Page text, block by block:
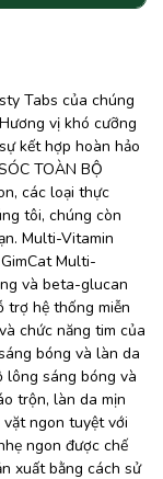
Tabs của chúng
vị khó cưỡng
kết hợp hoàn hảo
TOÀN BỘ
các loại thực
tôi, chúng còn
Multi-Vitamin
Multi-
và beta-glucan
trợ hệ thống miễn
chức năng tim của
bóng và làn da
lông sáng bóng và
trộn, làn da mịn
ngon tuyệt với
ngon được chế
xuất bằng cách sử